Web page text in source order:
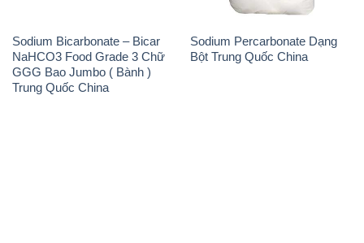
Sodium Bicarbonate – Bicar
NaHCO3 Food Grade 3 Chữ
GGG Bao Jumbo ( Bành )
Trung Quốc China
Sodium Percarbonate Dạng
Bột Trung Quốc China